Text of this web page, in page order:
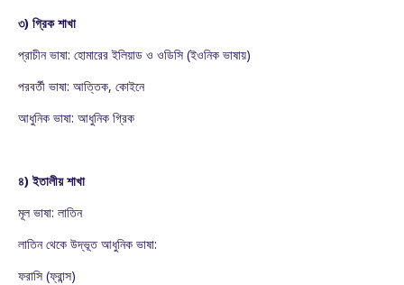
৩) গ্রিক শাখা
প্রাচীন ভাষা: হোমারের ইলিয়াড ও ওডিসি (ইওনিক ভাষায়)
পরবর্তী ভাষা: আত্তিক, কোইনে
আধুনিক ভাষা: আধুনিক গ্রিক
৪) ইতালীয় শাখা
মূল ভাষা: লাতিন
লাতিন থেকে উদ্ভূত আধুনিক ভাষা:
ফরাসি (ফ্রান্স)